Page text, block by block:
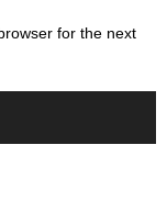
for the next